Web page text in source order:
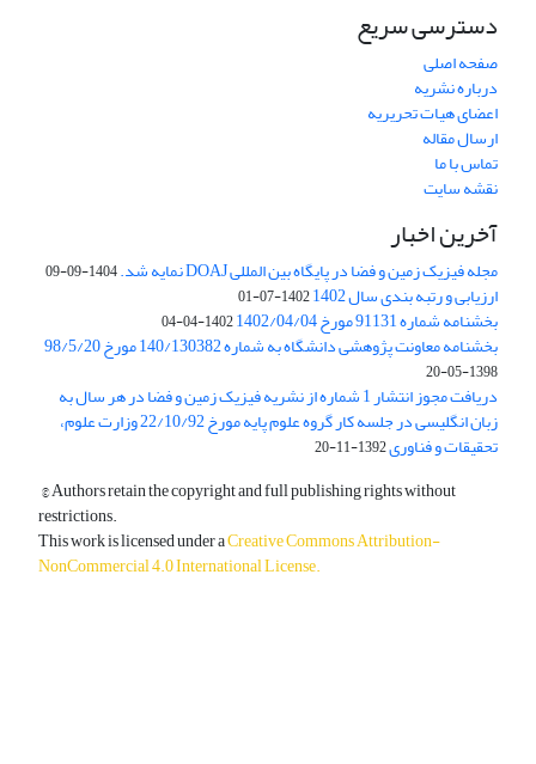
دسترسی سریع
صفحه اصلی
درباره نشریه
اعضای هیات تحریریه
ارسال مقاله
تماس با ما
نقشه سایت
آخرین اخبار
مجله فیزیک زمین و فضا در پایگاه بین المللی DOAJ نمایه شد. 1404-09-09
ارزیابی و رتبه بندی سال 1402 1402-07-01
بخشنامه شماره 91131 مورخ 1402/04/04 1402-04-04
بخشنامه معاونت پژوهشی دانشگاه به شماره 140/130382 مورخ 98/5/20
1398-05-20
دریافت مجوز انتشار 1 شماره از نشریه فیزیک زمین و فضا در هر سال به
زبان انگلیسی در جلسه کار گروه علوم پایه مورخ 22/10/92 وزارت علوم،
تحقیقات و فناوری1392-11-20
© Authors retain the copyright and full publishing rights without
restrictions.
This work is licensed under aCreative Commons Attribution-
NonCommercial 4.0 International License.